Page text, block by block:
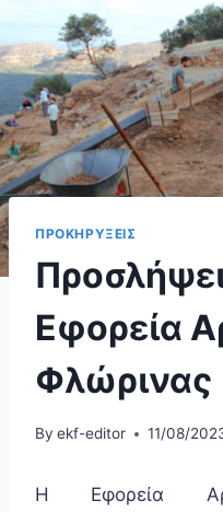
ΠΡΟΚΗΡΥΞΕΙΣ
Εφορεία
Φλώρινας
By ekf-editor 11/08/
Η Εφορεία